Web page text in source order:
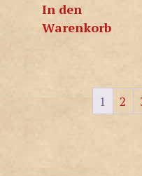
In den
Warenkorb
1 2